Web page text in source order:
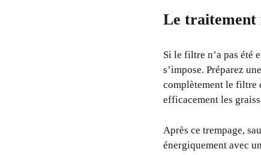
Le traitement
Si le filtre n’a pas été
s’impose. Préparez
complètement le filtre
efficacement les
Après ce trempage,
énergiquement avec